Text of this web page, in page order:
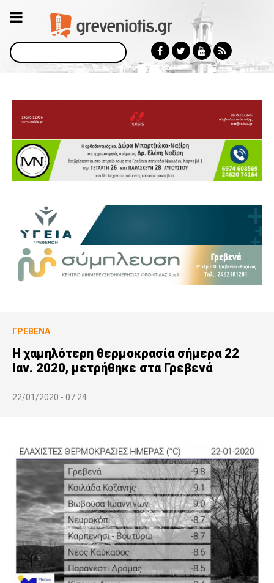
Αναζήτηση
ΓΡΕΒΕΝΆ
Η χαμηλότερη θερμοκρασία σήμερα 22
Ιαν. 2020, μετρήθηκε στα Γρεβενά
22/01/2020 - 07:24